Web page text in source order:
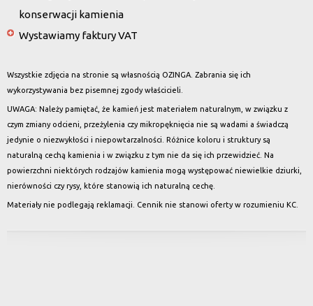
konserwacji kamienia
Wystawiamy faktury VAT
Wszystkie zdjęcia na stronie są własnością OZINGA. Zabrania się ich
wykorzystywania bez pisemnej zgody właścicieli.
UWAGA: Należy pamiętać, że kamień jest materiałem naturalnym, w związku z
czym zmiany odcieni, przeżylenia czy mikropęknięcia nie są wadami a świadczą
jedynie o niezwykłości i niepowtarzalności. Różnice koloru i struktury są
naturalną cechą kamienia i w związku z tym nie da się ich przewidzieć. Na
powierzchni niektórych rodzajów kamienia mogą występować niewielkie dziurki,
nierówności czy rysy, które stanowią ich naturalną cechę.
Materiały nie podlegają reklamacji. Cennik nie stanowi oferty w rozumieniu KC.